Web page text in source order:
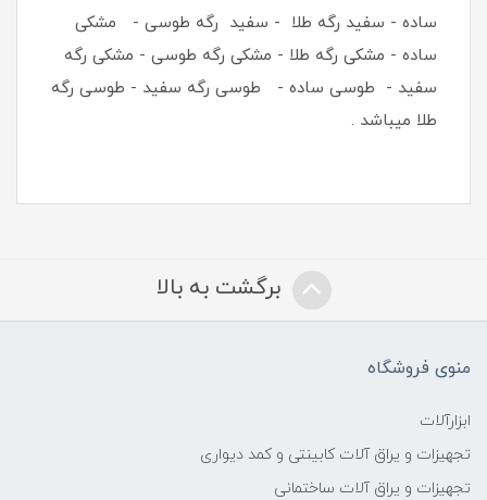
ساده - سفید رگه طلا - سفید رگه طوسی - مشکی
ساده - مشکی رگه طلا - مشکی رگه طوسی - مشکی رگه
سفید - طوسی ساده - طوسی رگه سفید - طوسی رگه
طلا میباشد .
برگشت به بالا
منوی فروشگاه
ابزارآلات
تجهیزات و یراق آلات کابینتی و کمد دیواری
تجهیزات و یراق آلات ساختمانی